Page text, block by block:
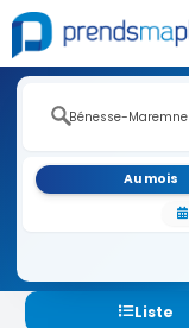
Au mois
Liste